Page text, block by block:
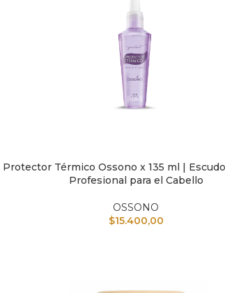
AÑADIR AL CARRITO
Protector Térmico Ossono x 135 ml |
Profesional para el Cabello
OSSONO
$15.400,00